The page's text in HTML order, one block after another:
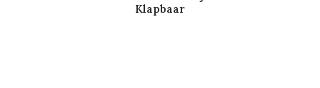
Klapbaar